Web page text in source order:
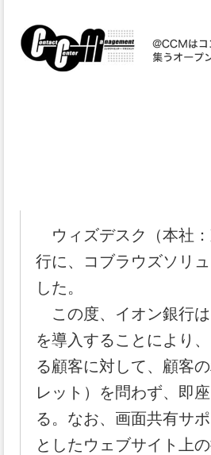
ウィズデスク（本社
行に、コブラウズソリ
した。
この度、イオン銀行は
を導入することにより
る顧客に対して、顧客
レット）を問わず、即
る。なお、画面共有サ
としたウェブサイト上